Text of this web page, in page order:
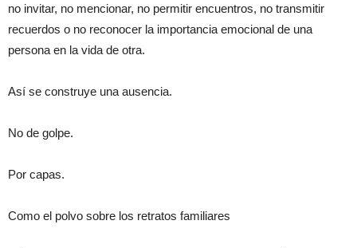
no invitar, no mencionar, no permitir encuentros, no transmitir
recuerdos o no reconocer la importancia emocional de una
persona en la vida de otra.
Así se construye una ausencia.
No de golpe.
Por capas.
Como el polvo sobre los retratos familiares